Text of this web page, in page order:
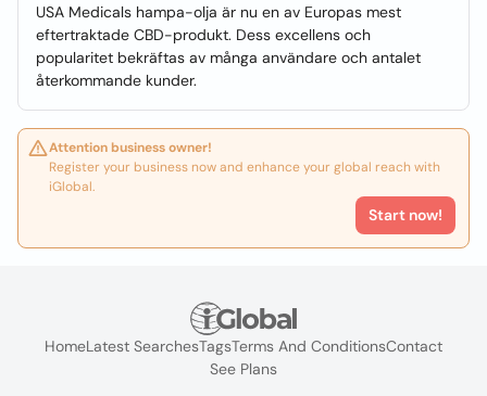
USA Medicals hampa-olja är nu en av Europas mest
eftertraktade CBD-produkt. Dess excellens och
popularitet bekräftas av många användare och antalet
återkommande kunder.
Attention business owner!
Register your business now and enhance your global reach with
iGlobal.
Start now!
HomeLatest SearchesTagsTerms And ConditionsContact
See Plans